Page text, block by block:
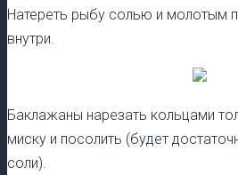
Натереть рыбу солью и молотым
внутри.
Баклажаны нарезать кольцами
миску и посолить (будет
соли).